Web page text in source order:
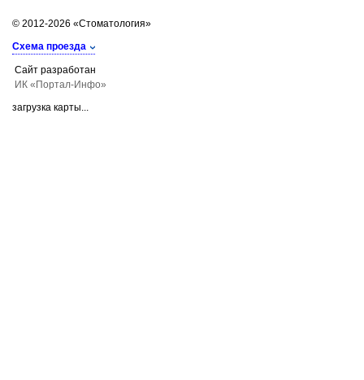
© 2012-2026 «Стоматология»
Схема проезда
Сайт разработан
ИК «Портал-Инфо»
загрузка карты...